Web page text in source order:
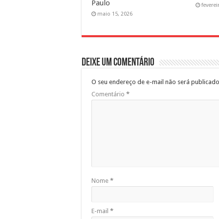
Paulo
maio 15, 2026
Deixe um comentário
O seu endereço de e-mail não será
Comentário *
Nome *
E-mail *